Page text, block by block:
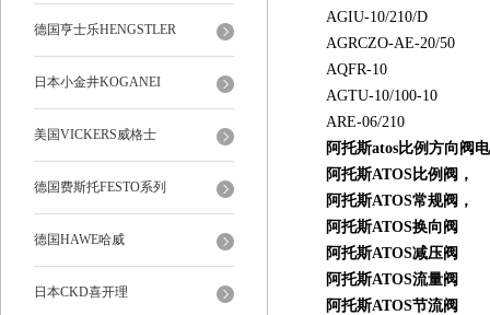
德国亨士乐HENGSTLER
日本小金井KOGANEI
美国VICKERS威格士
德国费斯托FESTO系列
德国HAWE哈威
日本CKD喜开理
AGIU-10/210/D
AGRCZO-AE-20/50
AQFR-10
AGTU-10/100-10
ARE-06/210
阿托斯atos 比例方向阀
阿托斯ATOS比例阀，
阿托斯ATOS常规阀，
阿托斯ATOS换向阀
阿托斯ATOS减压阀
阿托斯ATOS流量阀
阿托斯ATOS节流阀